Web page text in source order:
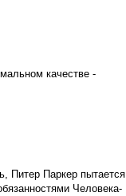
качестве -
Питер Паркер пытается
Человека-